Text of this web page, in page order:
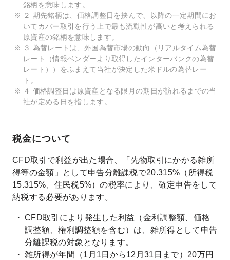
銘柄を意味します。
２ 期先銘柄は、価格調整日を挟んで、以降の一定期間にお
いてカバー取引を行う上で最も流動性が高いと考えられる
原資産の銘柄を意味します。
３ 為替レートは、外国為替市場の動向（リアルタイム為替
レート（情報ベンダーより取得したインターバンクの為替
レート））をふまえて当社が決定した米ドルの為替レー
ト。
４ 価格調整日は原資産となる限月の期日が訪れるまでの当
社が定める日を指します。
税金について
CFD取引で利益が出た場合、「先物取引にかかる雑所
得等の金額」として申告分離課税で20.315%（所得税
15.315%、住民税5%）の税率により、確定申告をして
納税する必要があります。
CFD取引により発生した利益（金利調整額、価格
調整額、権利調整額を含む）は、雑所得として申告
分離課税の対象となります。
雑所得が年間（1月1日から12月31日まで）20万円